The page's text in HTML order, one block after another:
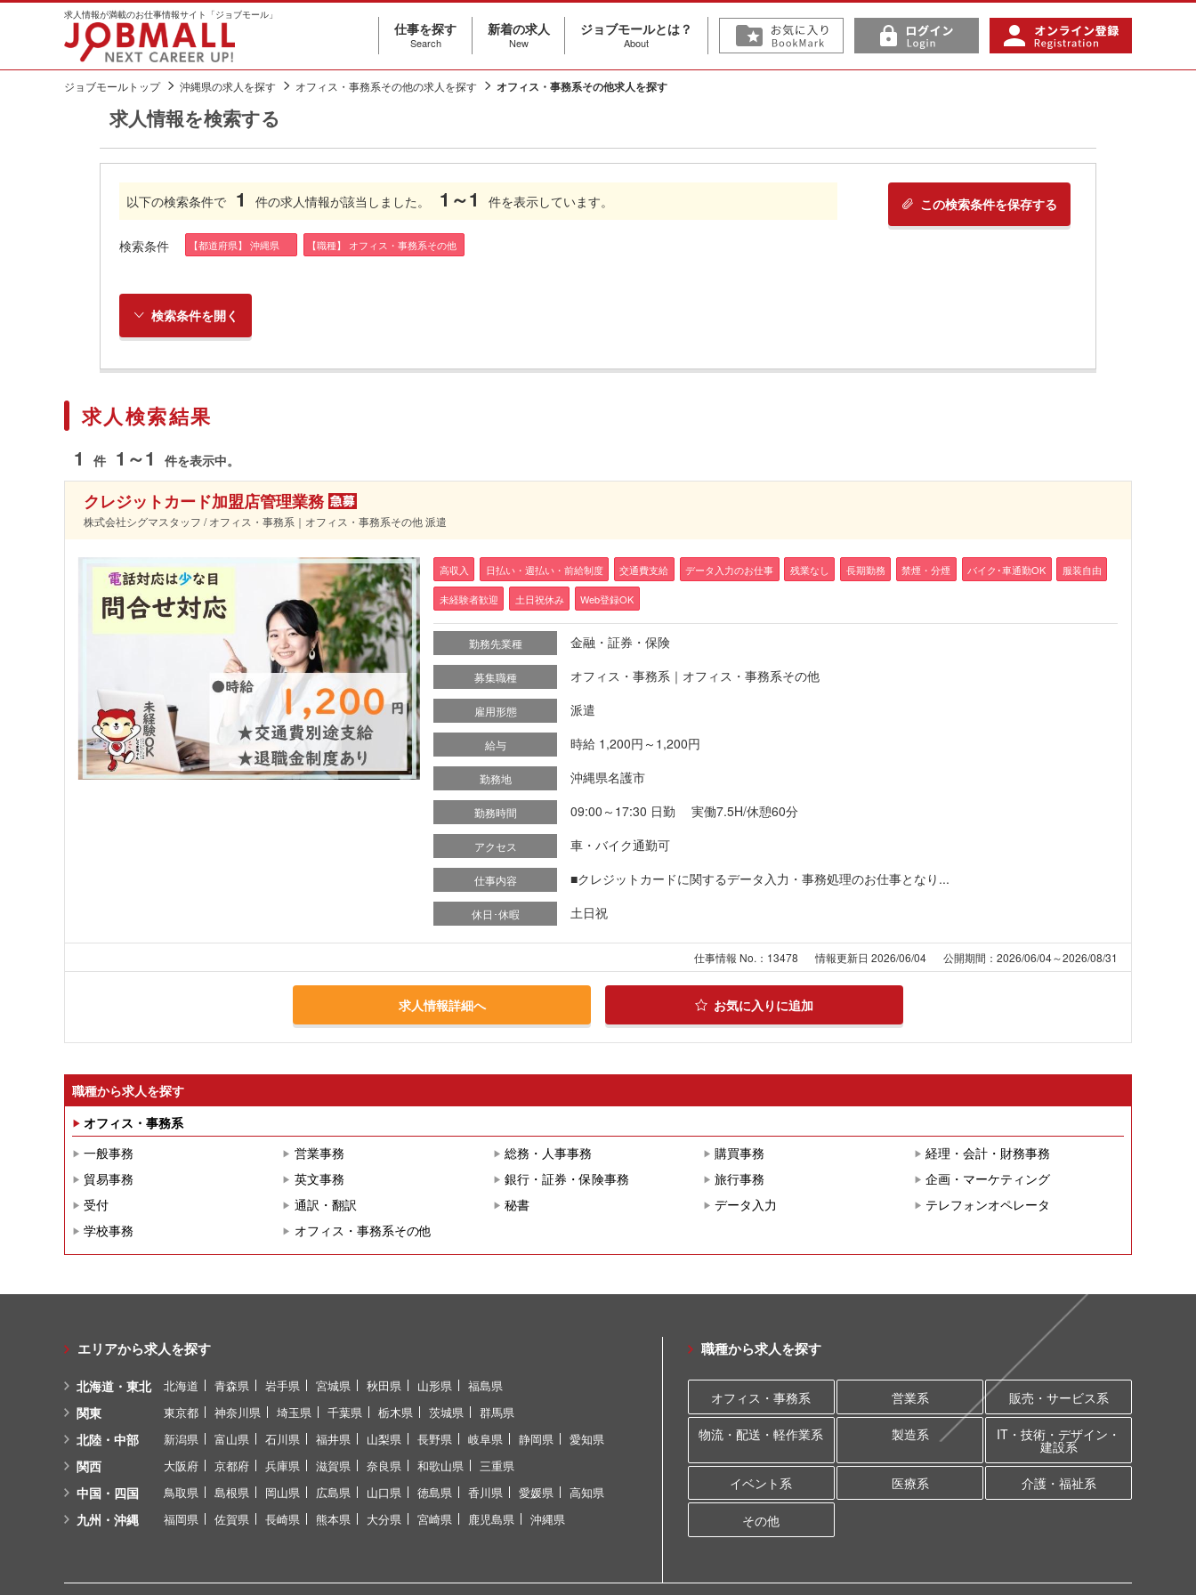
求人情報が満載のお仕事情報サイト「ジョブモール」
仕事を探す
Search
新着の求人
New
ジョブモールとは？
About
ジョブモールトップ 沖縄県の求人を探す オフィス・事務系その他の求人を探す オフィス・事務系その他求人を探す
求人情報を検索する
この検索条件を保存する
以下の検索条件で 1 件の求人情報が該当しました。 1～1 件を表示しています。
検索条件 【都道府県】 沖縄県 【職種】 オフィス・事務系その他
検索条件を開く
求人検索結果
1 件 1～1 件を表示中。
クレジットカード加盟店管理業務
株式会社シグマスタッフ / オフィス・事務系｜オフィス・事務系その他 派遣
高収入 日払い・週払い・前給制度 交通費支給 データ入力のお仕事 残業なし 長期勤務 禁煙・分煙 バイク･車通勤OK 服装自由
未経験者歓迎 土日祝休み Web登録OK
勤務先業種 金融・証券・保険
募集職種 オフィス・事務系｜オフィス・事務系その他
雇用形態 派遣
給与 時給 1,200円～1,200円
勤務地 沖縄県名護市
勤務時間 09:00～17:30 日勤 実働7.5H/休憩60分
アクセス 車・バイク通勤可
仕事内容 ■クレジットカードに関するデータ入力・事務処理のお仕事となり...
休日･休暇 土日祝
仕事情報 No.：13478 情報更新日 2026/06/04 公開期間：2026/06/04～2026/08/31
求人情報詳細へ お気に入りに追加
職種から求人を探す
オフィス・事務系
一般事務
営業事務 総務・人事事務 購買事務
経理・会計・財務事務
貿易事務
英文事務 銀行・証券・保険事務 旅行事務
企画・マーケティング
受付
通訳・翻訳 秘書 データ入力
テレフォンオペレータ
学校事務
オフィス・事務系その他
エリアから求人を探す
北海道・東北 北海道 青森県 岩手県 宮城県 秋田県 山形県 福島県
関東 東京都 神奈川県 埼玉県 千葉県 栃木県 茨城県 群馬県
北陸・中部 新潟県 富山県 石川県 福井県 山梨県 長野県 岐阜県 静岡県 愛知県
関西 大阪府 京都府 兵庫県 滋賀県 奈良県 和歌山県 三重県
中国・四国 鳥取県 島根県 岡山県 広島県 山口県 徳島県 香川県 愛媛県 高知県
九州・沖縄 福岡県 佐賀県 長崎県 熊本県 大分県 宮崎県 鹿児島県 沖縄県
職種から求人を探す
オフィス・事務系 営業系 販売・サービス系
物流・配送・軽作業系 製造系 IT・技術・デザイン・
建設系
イベント系 医療系 介護・福祉系
その他